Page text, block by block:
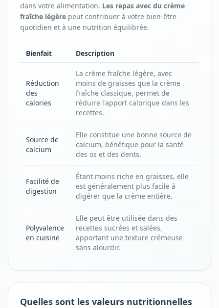
dans votre alimentation. Les repas avec du crème
fraîche légère peut contribuer à votre bien-être
quotidien et à une nutrition équilibrée.
Bienfait Description
Réduction
des
calories
La crème fraîche légère, avec
moins de graisses que la crème
fraîche classique, permet de
réduire l'apport calorique dans les
recettes.
Source de
calcium
Elle constitue une bonne source de
calcium, bénéfique pour la santé
des os et des dents.
Facilité de
digestion
Étant moins riche en graisses, elle
est généralement plus facile à
digérer que la crème entière.
Polyvalence
en cuisine
Elle peut être utilisée dans des
recettes sucrées et salées,
apportant une texture crémeuse
sans alourdir.
Quelles sont les valeurs nutritionnelles